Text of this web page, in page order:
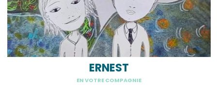
ERNEST
EN VOTRE COMPAGNIE